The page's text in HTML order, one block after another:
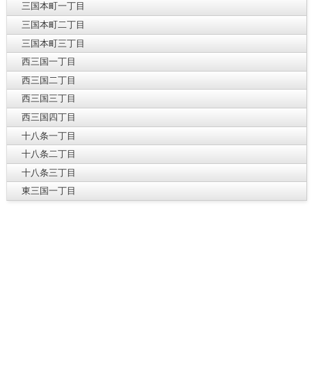
三国本町一丁目
三国本町二丁目
三国本町三丁目
西三国一丁目
西三国二丁目
西三国三丁目
西三国四丁目
十八条一丁目
十八条二丁目
十八条三丁目
東三国一丁目